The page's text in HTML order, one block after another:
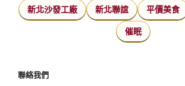
新北沙發工廠 新北聯誼 平價美食
催眠
聯絡我們